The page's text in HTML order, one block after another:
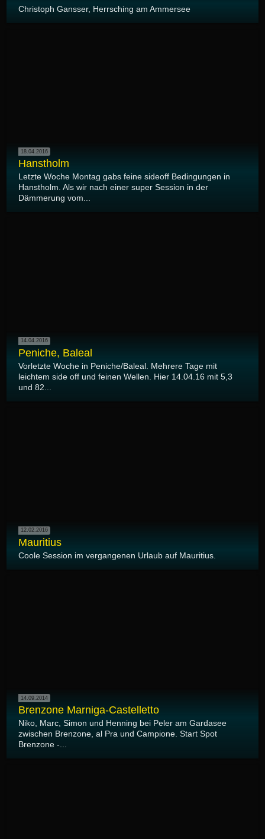
Christoph Gansser, Herrsching am Ammersee
18.04.2016
Hanstholm
Letzte Woche Montag gabs feine sideoff Bedingungen in
Hanstholm. Als wir nach einer super Session in der
Dämmerung vom...
14.04.2016
Peniche, Baleal
Vorletzte Woche in Peniche/Baleal. Mehrere Tage mit
leichtem side off und feinen Wellen. Hier 14.04.16 mit 5,3
und 82...
12.02.2016
Mauritius
Coole Session im vergangenen Urlaub auf Mauritius.
14.09.2014
Brenzone Marniga-Castelletto
Niko, Marc, Simon und Henning bei Peler am Gardasee
zwischen Brenzone, al Pra und Campione. Start Spot
Brenzone -...